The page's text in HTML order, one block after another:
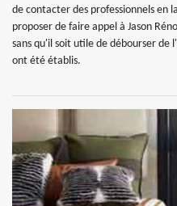
de contacter des professionnels en
proposer de faire appel à Jason
sans qu'il soit utile de débourser de
ont été établis.